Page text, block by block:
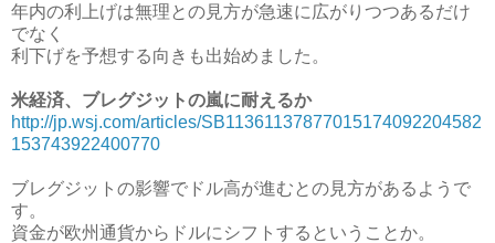
年内の利上げは無理との見方が急速に広がりつつあるだけ
でなく
利下げを予想する向きも出始めました。
米経済、ブレグジットの嵐に耐えるか
http://jp.wsj.com/articles/SB11361137877015174092204582
153743922400770
ブレグジットの影響でドル高が進むとの見方があるようで
す。
資金が欧州通貨からドルにシフトするということか。